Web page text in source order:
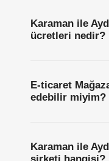
Karaman ile
ücretleri nedir?
E-ticaret
edebilir miyim?
Karaman ile